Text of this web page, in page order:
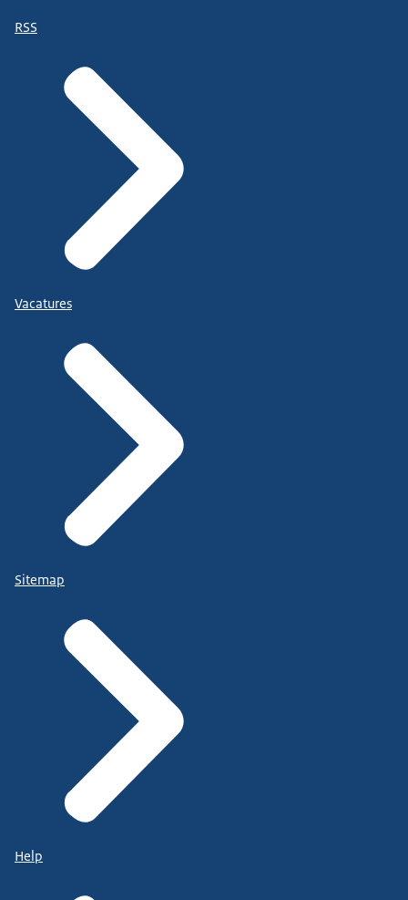
RSS
Vacatures
Sitemap
Help